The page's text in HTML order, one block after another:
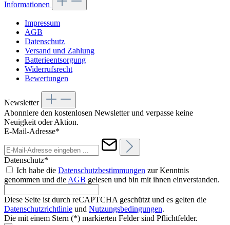
Informationen
Impressum
AGB
Datenschutz
Versand und Zahlung
Batterieentsorgung
Widerrufsrecht
Bewertungen
Newsletter
Abonniere den kostenlosen Newsletter und verpasse keine
Neuigkeit oder Aktion.
E-Mail-Adresse*
Datenschutz*
Ich habe die Datenschutzbestimmungen zur Kenntnis
genommen und die AGB gelesen und bin mit ihnen einverstanden.
Diese Seite ist durch reCAPTCHA geschützt und es gelten die
Datenschutzrichtlinie und Nutzungsbedingungen.
Die mit einem Stern (*) markierten Felder sind Pflichtfelder.